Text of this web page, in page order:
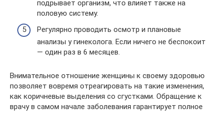
подрывает организм, что влияет также на
половую систему.
Регулярно проводить осмотр и плановые
анализы у гинеколога. Если ничего не беспокоит
— один раз в 6 месяцев.
Внимательное отношение женщины к своему здоровью
позволяет вовремя отреагировать на такие изменения,
как коричневые выделения со сгустками. Обращение к
врачу в самом начале заболевания гарантирует полное